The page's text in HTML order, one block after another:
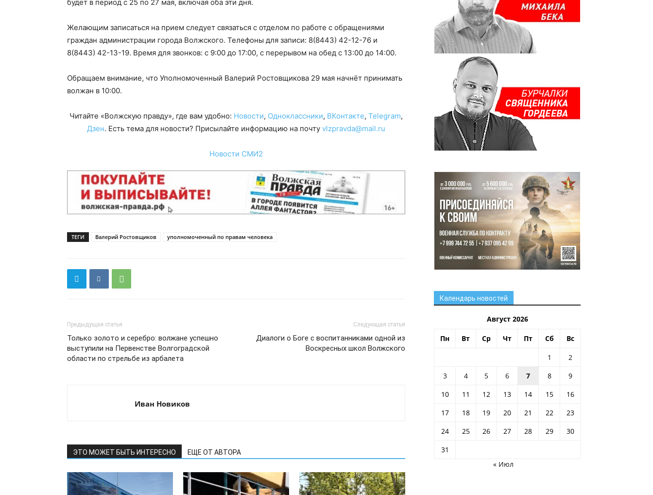
будет в период с 25 по 27 мая, включая оба эти дня.
Желающим записаться на прием следует связаться с отделом по работе с обращениями
граждан администрации города Волжского. Телефоны для записи: 8(8443) 42-12-76 и
8(8443) 42-13-19. Время для звонков: с 9:00 до 17:00, с перерывом на обед с 13:00 до 14:00.
Обращаем внимание, что Уполномоченный Валерий Ростовщикова 29 мая начнёт принимать
волжан в 10:00.
Читайте «Волжскую правду», где вам удобно: Новости, Одноклассники, ВКонтакте, Telegram,
Дзен. Есть тема для новости? Присылайте информацию на почту vlzpravda@mail.ru
Новости СМИ2
ТЕГИ Валерий Ростовщиков уполномоченный по правам человека
Предыдущая статья
Только золото и серебро: волжане успешно
выступили на Первенстве Волгоградской
области по стрельбе из арбалета
Следующая статья
Диалоги о Боге с воспитанниками одной из
Воскресных школ Волжского
Иван Новиков
ЭТО МОЖЕТ БЫТЬ ИНТЕРЕСНО ЕЩЕ ОТ АВТОРА
Календарь новостей
Август 2026
Пн Вт Ср Чт Пт Сб Вс
1
2
3
4 5 6 7 8
9
10
11 12 13 14 15
16
17
18 19 20 21 22
23
24
25 26 27 28 29
30
31
« Июл